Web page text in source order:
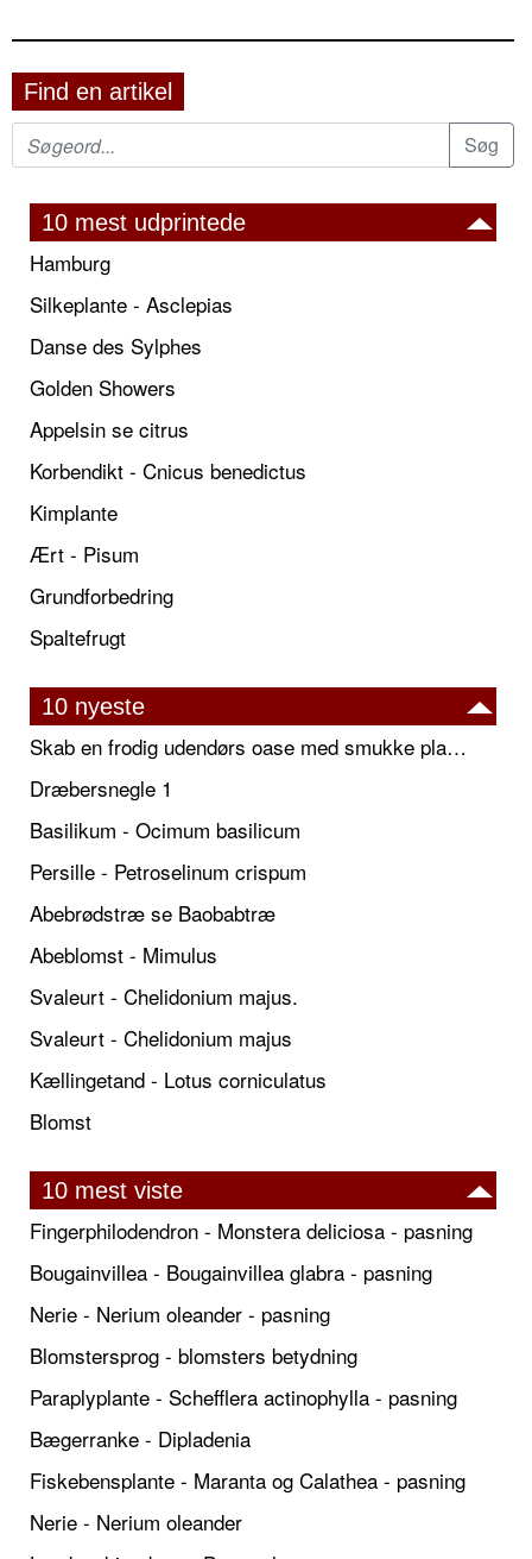
Find en artikel
10 mest udprintede
Hamburg
Silkeplante - Asclepias
Danse des Sylphes
Golden Showers
Appelsin se citrus
Korbendikt - Cnicus benedictus
Kimplante
Ært - Pisum
Grundforbedring
Spaltefrugt
10 nyeste
Skab en frodig udendørs oase med smukke plantekrukker og elegante espalier
Dræbersnegle 1
Basilikum - Ocimum basilicum
Persille - Petroselinum crispum
Abebrødstræ se Baobabtræ
Abeblomst - Mimulus
Svaleurt - Chelidonium majus.
Svaleurt - Chelidonium majus
Kællingetand - Lotus corniculatus
Blomst
10 mest viste
Fingerphilodendron - Monstera deliciosa - pasning
Bougainvillea - Bougainvillea glabra - pasning
Nerie - Nerium oleander - pasning
Blomstersprog - blomsters betydning
Paraplyplante - Schefflera actinophylla - pasning
Bægerranke - Dipladenia
Fiskebensplante - Maranta og Calathea - pasning
Nerie - Nerium oleander